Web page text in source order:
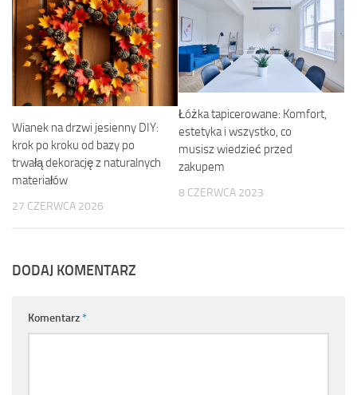
Wianek na drzwi jesienny DIY:
krok po kroku od bazy po
trwałą dekorację z naturalnych
materiałów
27 CZERWCA 2026
Łóżka tapicerowane: Komfort,
estetyka i wszystko, co
musisz wiedzieć przed
zakupem
8 CZERWCA 2023
DODAJ KOMENTARZ
Komentarz*